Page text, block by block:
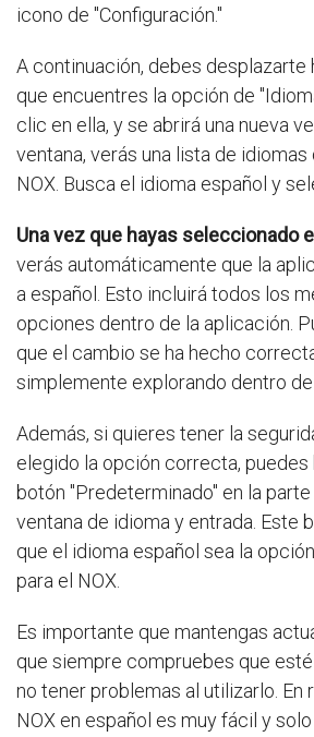
icono de "Configuración."
A continuación, debes desplazarte
que encuentres la opción de
clic en ella, y se abrirá una nueva
ventana, verás una lista de idiomas
NOX. Busca el idioma español y
Una vez que hayas seleccionado
verás automáticamente que la
a español. Esto incluirá todos los
opciones dentro de la aplicación.
que el cambio se ha hecho
simplemente explorando dentro de
Además, si quieres tener la
elegido la opción correcta, puedes
botón "Predeterminado" en la
ventana de idioma y entrada. Este
que el idioma español sea la
para el NOX.
Es importante que mantengas
que siempre compruebes que
no tener problemas al utilizarlo. En
NOX en español es muy fácil y